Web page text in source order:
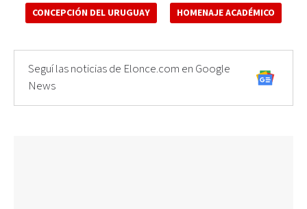
CONCEPCIÓN DEL URUGUAY HOMENAJE ACADÉMICO
Seguí las noticias de Elonce.com en Google
News